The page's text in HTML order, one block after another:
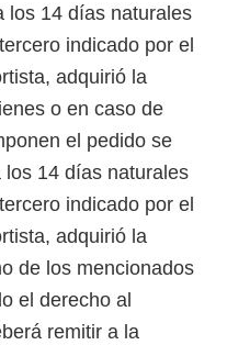
los 14 días naturales
indicado por el
adquirió la
o en caso de
el pedido se
14 días naturales
indicado por el
adquirió la
de los mencionados
el derecho al
remitir a la